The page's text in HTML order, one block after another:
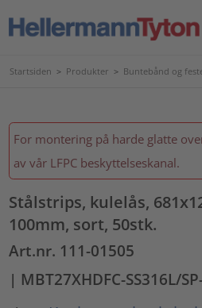
Startsiden > Produkter > Buntebånd og
For montering på harde glatte
av vår LFPC beskyttelseskanal.
Stålstrips, kulelås,
100mm, sort, 50stk.
Art.nr. 111-01505
| MBT27XHDFC-SS316L/